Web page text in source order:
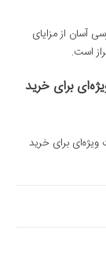
از مزایای
است.
برای خرید
ویژه‌ای برای خرید